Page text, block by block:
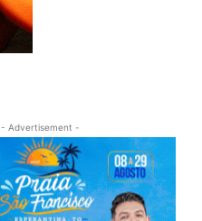
- Advertisement -